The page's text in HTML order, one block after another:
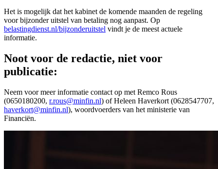
Het is mogelijk dat het kabinet de komende maanden de regeling
voor bijzonder uitstel van betaling nog aanpast. Op
belastingdienst.nl/bijzonderuitstel vindt je de meest actuele
informatie.
Noot voor de redactie, niet voor
publicatie:
Neem voor meer informatie contact op met Remco Rous
(0650180200, r.rous@minfin.nl) of Heleen Haverkort (0628547707,
haverkort@minfin.nl), woordvoerders van het ministerie van
Financiën.